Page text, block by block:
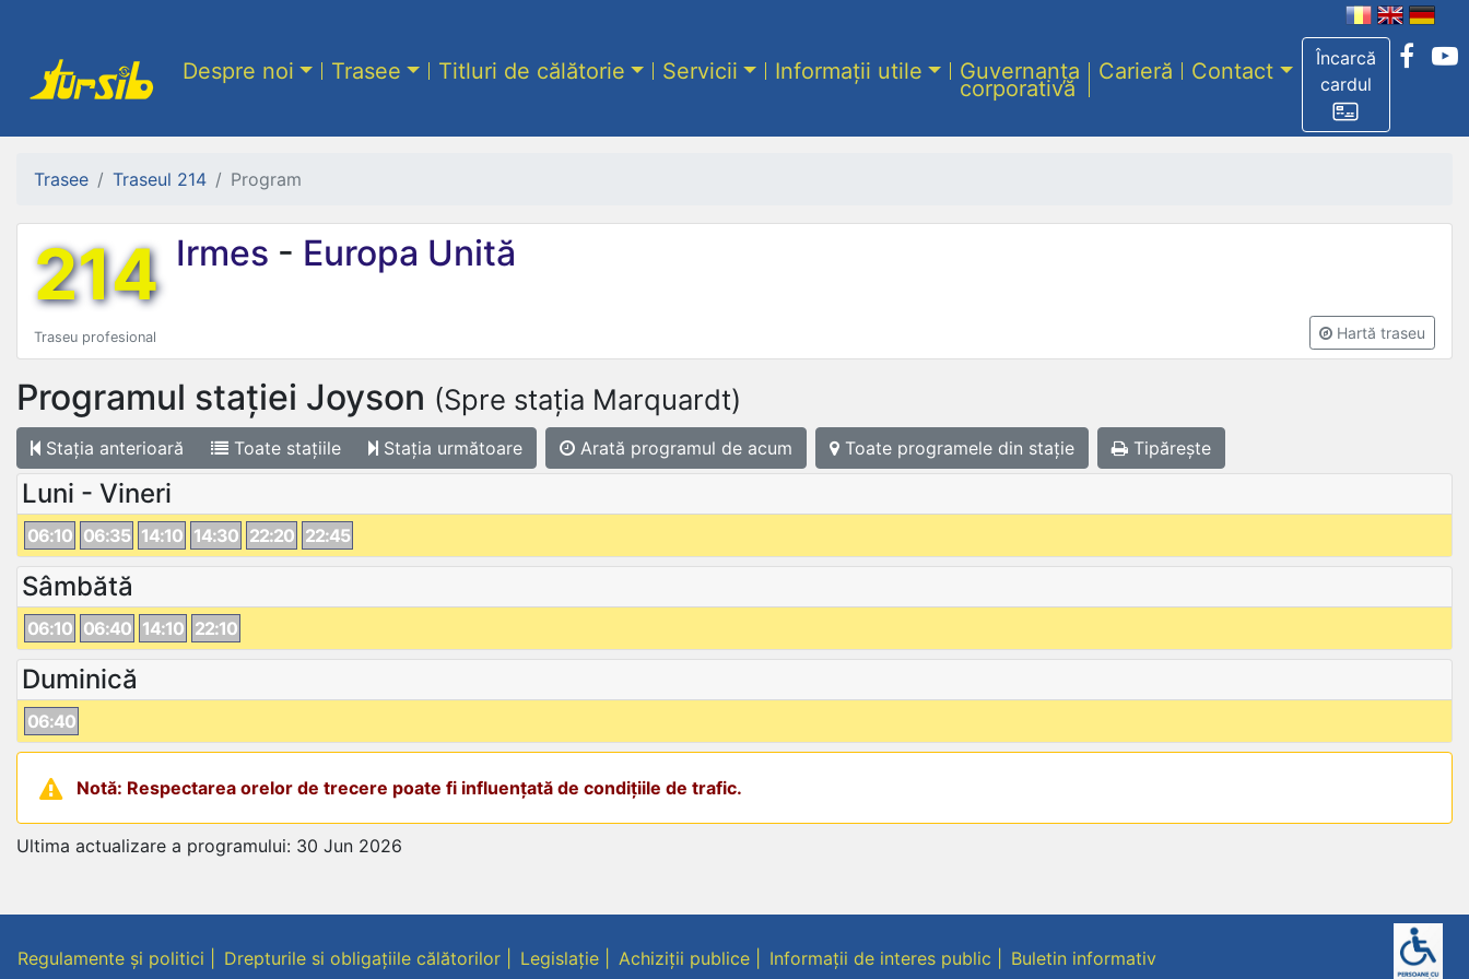
Încarcă
cardul
Despre noi Trasee Titluri de călătorie Servicii Informații utile Guvernanța
corporativă
Carieră Contact
Trasee Traseul 214 Program
214 Irmes - Europa Unită
Traseu profesional Hartă traseu
Programul stației Joyson (Spre stația Marquardt)
Stația anterioară Toate stațiile Stația următoare Arată programul de acum Toate programele din stație Tipărește
Luni - Vineri
06:10 06:35 14:10 14:30 22:20 22:45
Sâmbătă
06:10 06:40 14:10 22:10
Duminică
06:40
Notă: Respectarea orelor de trecere poate fi influențată de condițiile de trafic.
Ultima actualizare a programului: 30 Jun 2026
Regulamente și politici Drepturile si obligațiile călătorilor Legislație Achiziții publice Informații de interes public Buletin informativ